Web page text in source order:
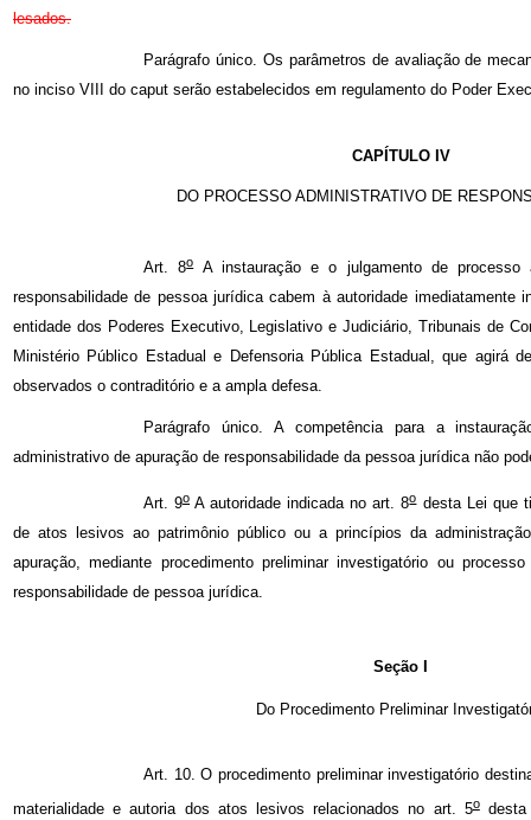
lesados.
Parágrafo único. Os parâmetros de avaliação de
no inciso VIII do caput serão estabelecidos em regulamento do Poder
CAPÍTULO IV
DO PROCESSO ADMINISTRATIVO DE
Art. 8oA instauração e o julgamento de processo
responsabilidade de pessoa jurídica cabem à autoridade imediatamente
entidade dos Poderes Executivo, Legislativo e Judiciário, Tribunais de
Ministério Público Estadual e Defensoria Pública Estadual, que agirá
observados o contraditório e a ampla defesa.
Parágrafo único. A competência para a
administrativo de apuração de responsabilidade da pessoa jurídica não
Art. 9o A autoridade indicada no art. 8odesta Lei que
de atos lesivos ao patrimônio público ou a princípios da
apuração, mediante procedimento preliminar investigatório ou
responsabilidade de pessoa jurídica.
Seção I
Do Procedimento Preliminar
Art. 10. O procedimento preliminar investigatório
materialidade e autoria dos atos lesivos relacionados no art. 5odesta